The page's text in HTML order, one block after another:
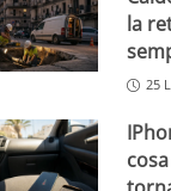
la
25